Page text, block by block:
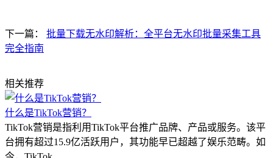
下一篇：
批量下载无水印解析：全平台无水印批量采集工具
完全指南
相关推荐
什么是TikTok营销？
TikTok营销是指利用TikTok平台推广品牌、产品或服务。该平
台拥有超过15.9亿活跃用户，其功能早已超越了娱乐范畴。如